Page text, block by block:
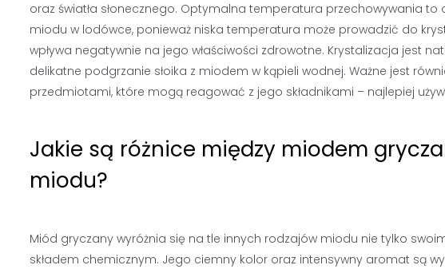
oraz światła słonecznego. Optymalna temperatura przechowywania to
miodu w lodówce, ponieważ niska temperatura może prowadzić do
wpływa negatywnie na jego właściwości zdrowotne. Krystalizacja jest
delikatne podgrzanie słoika z miodem w kąpieli wodnej. Ważne jest
przedmiotami, które mogą reagować z jego składnikami – najlepiej
Jakie są różnice między miodem
miodu?
Miód gryczany wyróżnia się na tle innych rodzajów miodu nie tylko
składem chemicznym. Jego ciemny kolor oraz intensywny aromat są